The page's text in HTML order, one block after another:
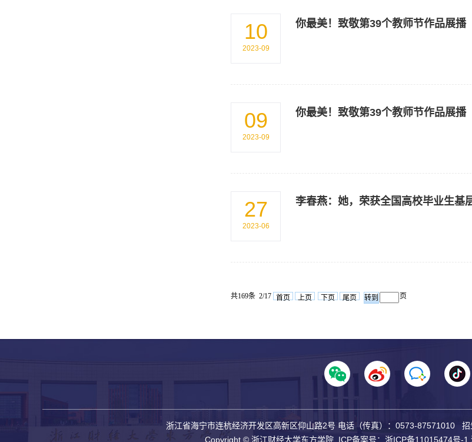
10
2023-09
你最美！致敬第39个教师节作品展播
09
2023-09
你最美！致敬第39个教师节作品展播
27
2023-06
李春燕：她，荣获全国高校毕业生基
共169条 2/17 首页 上页 下页 尾页 页
浙江省海宁市连杭经济开发区高新区仰山路2号 电话（传真）：0573-87571010
Copyright © 浙江财经大学东方学院 ICP备案号：浙ICP备11015474号-1